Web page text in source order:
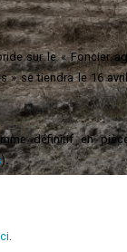
sur le « Foncier
» se tiendra le 16
définitif en
).